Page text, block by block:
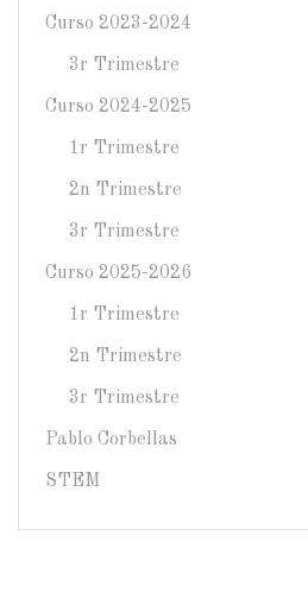
Curso 2023-2024
3r Trimestre
Curso 2024-2025
1r Trimestre
2n Trimestre
3r Trimestre
Curso 2025-2026
1r Trimestre
2n Trimestre
3r Trimestre
Pablo Corbellas
STEM